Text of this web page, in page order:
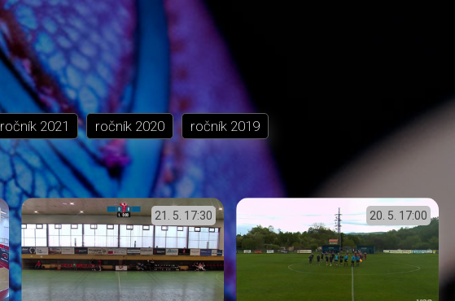
ročník 2021 ročník 2020 ročník 2019
21. 5. 17:30 20. 5. 17:00